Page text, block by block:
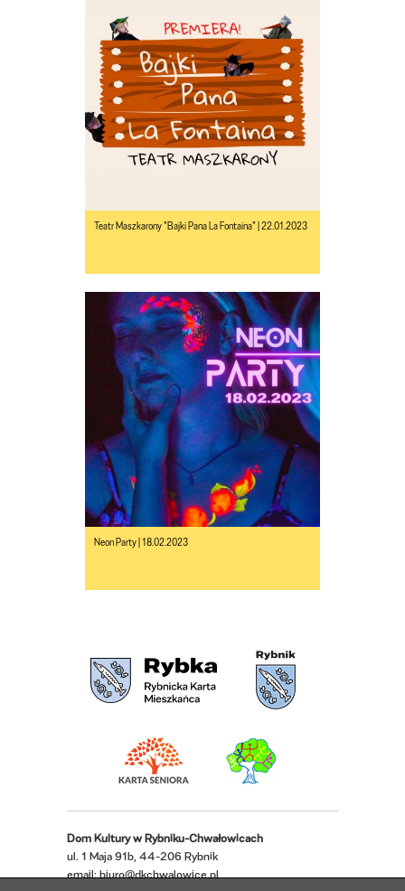
Teatr Maszkarony "Bajki Pana La Fontaina" | 22.01.2023
Neon Party | 18.02.2023
Dom Kultury w Rybniku-Chwałowicach
ul. 1 Maja 91b, 44-206 Rybnik
email:biuro@dkchwalowice.pl